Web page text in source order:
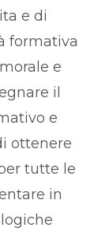
e di
formativa
e
il
e
ottenere
tutte le
in